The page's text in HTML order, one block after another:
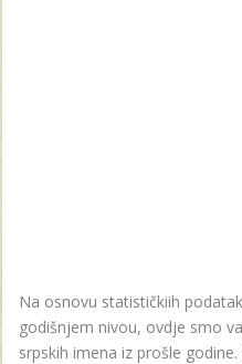
Na osnovu statističkiih
godišnjem nivou, ovdje smo
srpskih imena iz prošle